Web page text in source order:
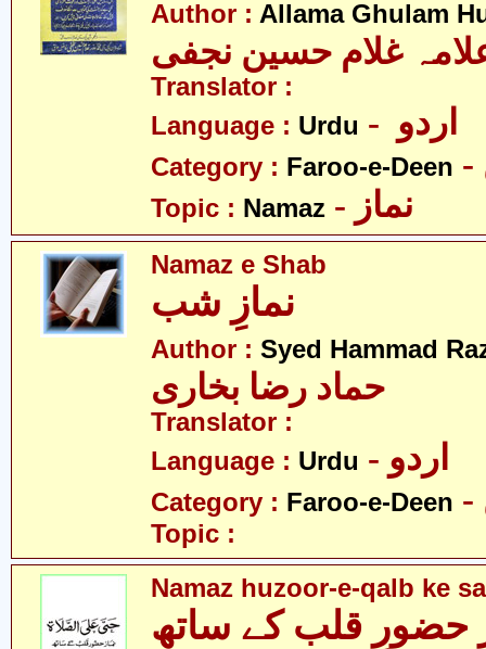
Author : Allama Ghulam
غلام حسین نجفی
Translator :
Language : Urdu
Category : Faroo-e-Deen
Topic : Namaz
Namaz e Shab
نمازِ شب
Author : Syed Hammad
حماد رضا بخاری
Translator :
Language : Urdu - اردو
Category : Faroo-e-Deen
Topic :
Namaz huzoor-e-qalb ke
حضورِ قلب کے ساتھ